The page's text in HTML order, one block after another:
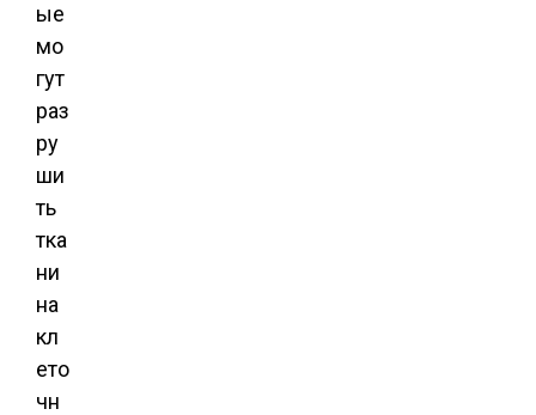
ые
мо
гут
раз
ру
ши
ть
тка
ни
на
кл
ето
чн